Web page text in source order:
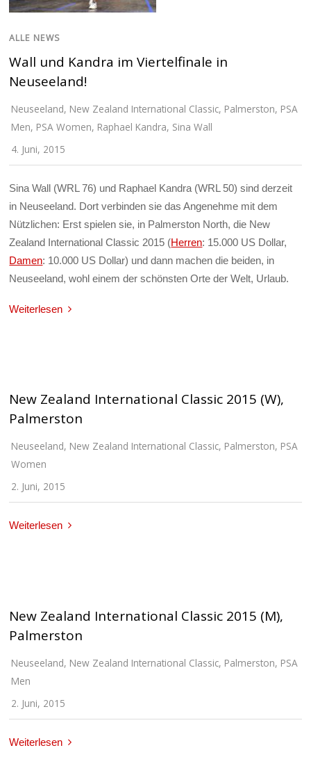
ALLE NEWS
Wall und Kandra im Viertelfinale in
Neuseeland!
Neuseeland, New Zealand International Classic, Palmerston, PSA
Men, PSA Women, Raphael Kandra, Sina Wall
4. Juni, 2015
Sina Wall (WRL 76) und Raphael Kandra (WRL 50) sind derzeit
in Neuseeland. Dort verbinden sie das Angenehme mit dem
Nützlichen: Erst spielen sie, in Palmerston North, die New
Zealand International Classic 2015 (Herren: 15.000 US Dollar,
Damen: 10.000 US Dollar) und dann machen die beiden, in
Neuseeland, wohl einem der schönsten Orte der Welt, Urlaub.
Weiterlesen
New Zealand International Classic 2015 (W),
Palmerston
Neuseeland, New Zealand International Classic, Palmerston, PSA
Women
2. Juni, 2015
Weiterlesen
New Zealand International Classic 2015 (M),
Palmerston
Neuseeland, New Zealand International Classic, Palmerston, PSA
Men
2. Juni, 2015
Weiterlesen